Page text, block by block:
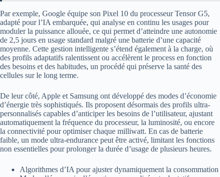
Par exemple, Google équipe son Pixel 10 du processeur Tensor G5,
adapté pour l’IA embarquée, qui analyse en continu les usages pour
moduler la puissance allouée, ce qui permet d’atteindre une autonomie
de 2,5 jours en usage standard malgré une batterie d’une capacité
moyenne. Cette gestion intelligente s’étend également à la charge, où
des profils adaptatifs ralentissent ou accélèrent le process en fonction
des besoins et des habitudes, un procédé qui préserve la santé des
cellules sur le long terme.
De leur côté, Apple et Samsung ont développé des modes d’économie
d’énergie très sophistiqués. Ils proposent désormais des profils ultra-
personnalisés capables d’anticiper les besoins de l’utilisateur, ajustant
automatiquement la fréquence du processeur, la luminosité, ou encore
la connectivité pour optimiser chaque milliwatt. En cas de batterie
faible, un mode ultra-endurance peut être activé, limitant les fonctions
non essentielles pour prolonger la durée d’usage de plusieurs heures.
Algorithmes d’IA pour ajuster dynamiquement la consommation